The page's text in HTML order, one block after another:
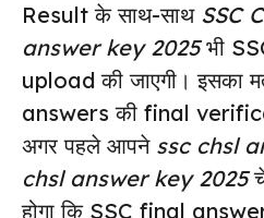
Result के साथ-साथ SSC
answer key 2025भी
upload की जाएगी। इसका
answers की final
अगर पहले आपने ssc chsl
chsl answer key 2025
होगा कि SSC final